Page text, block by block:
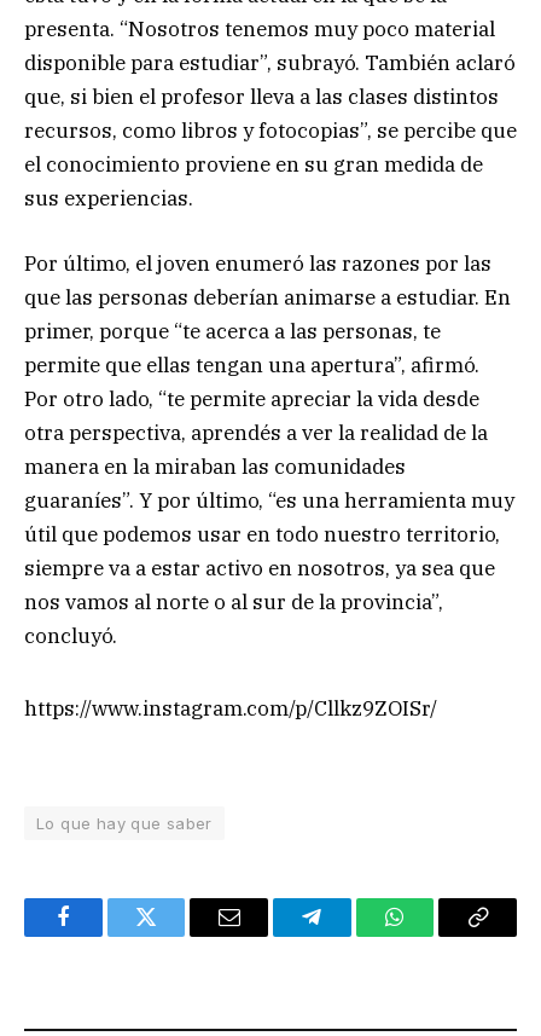
presenta. “Nosotros tenemos muy poco material
disponible para estudiar”, subrayó. También aclaró
que, si bien el profesor lleva a las clases distintos
recursos, como libros y fotocopias”, se percibe que
el conocimiento proviene en su gran medida de
sus experiencias.
Por último, el joven enumeró las razones por las
que las personas deberían animarse a estudiar. En
primer, porque “te acerca a las personas, te
permite que ellas tengan una apertura”, afirmó.
Por otro lado, “te permite apreciar la vida desde
otra perspectiva, aprendés a ver la realidad de la
manera en la miraban las comunidades
guaraníes”. Y por último, “es una herramienta muy
útil que podemos usar en todo nuestro territorio,
siempre va a estar activo en nosotros, ya sea que
nos vamos al norte o al sur de la provincia”,
concluyó.
https://www.instagram.com/p/Cllkz9ZOISr/
Lo que hay que saber
FacebookTwitter Email TelegramWhatsAppCopy